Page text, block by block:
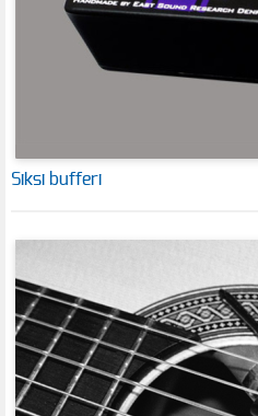
Siksi bufferi